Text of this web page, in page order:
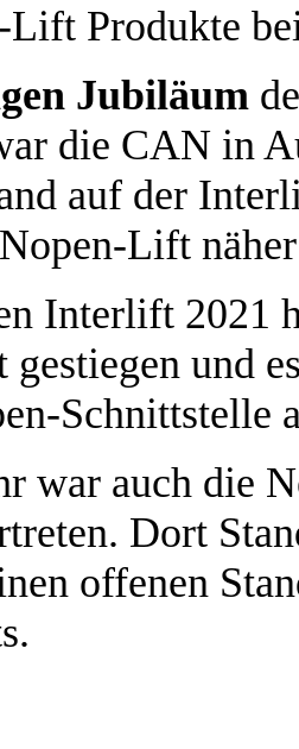
Produkte
Jubiläum
die CAN in
auf der
Lift
Interlift 2021
gestiegen und
Schnittstelle
war auch die
Dort
offenen